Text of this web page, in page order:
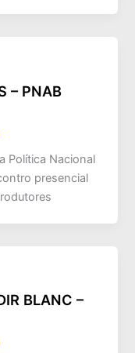
– PNAB
Política Nacional
presencial
BLANC –